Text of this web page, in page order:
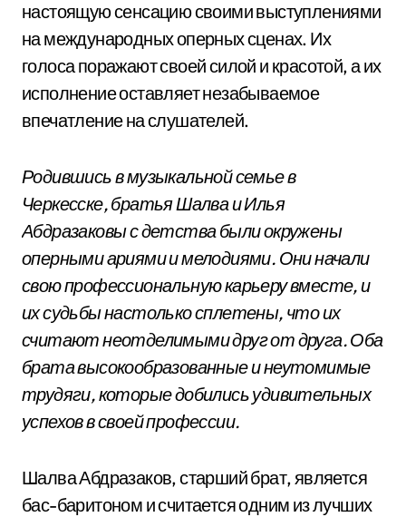
настоящую сенсацию своими выступлениями
на международных оперных сценах. Их
голоса поражают своей силой и красотой, а их
исполнение оставляет незабываемое
впечатление на слушателей.
Родившись в музыкальной семье в
Черкесске, братья Шалва и Илья
Абдразаковы с детства были окружены
оперными ариями и мелодиями. Они начали
свою профессиональную карьеру вместе, и
их судьбы настолько сплетены, что их
считают неотделимыми друг от друга. Оба
брата высокообразованные и неутомимые
трудяги, которые добились удивительных
успехов в своей профессии.
Шалва Абдразаков, старший брат, является
бас-баритоном и считается одним из лучших